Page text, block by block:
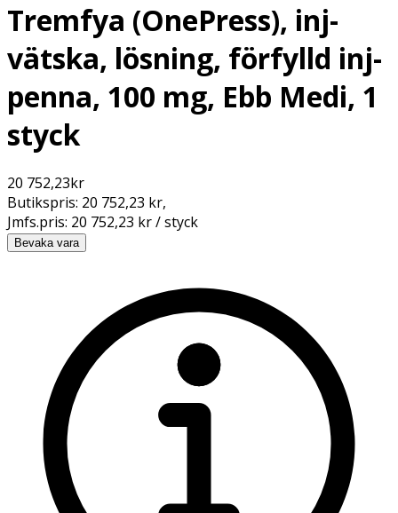
Tremfya (OnePress), inj-
vätska, lösning, förfylld inj-
penna, 100 mg, Ebb Medi, 1
styck
20 752,23kr
Butikspris: 20 752,23 kr,
Jmfs.pris: 20 752,23 kr / styck
Bevaka vara